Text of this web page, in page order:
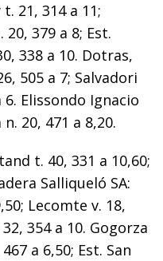
21, 314 a 11;
20, 379 a 8; Est.
338 a 10. Dotras,
505 a 7; Salvadori
6. Elissondo Ignacio
20, 471 a 8,20.
t. 40, 331 a 10,60;
Salliqueló SA:
Lecomte v. 18,
354 a 10. Gogorza
a 6,50; Est. San